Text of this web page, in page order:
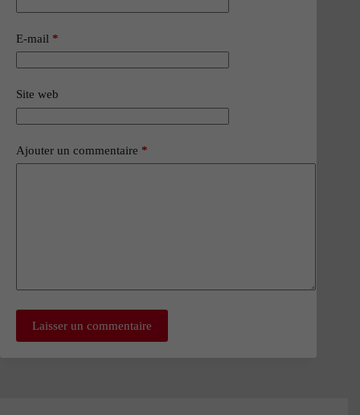
E-mail *
Site web
Ajouter un commentaire *
Laisser un commentaire